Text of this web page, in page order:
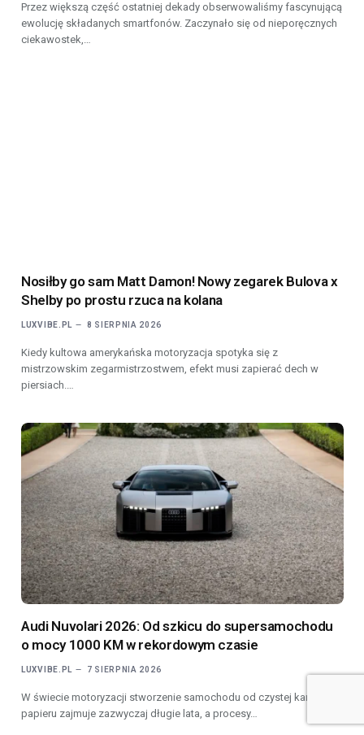
Przez większą część ostatniej dekady obserwowaliśmy fascynującą
ewolucję składanych smartfonów. Zaczynało się od nieporęcznych
ciekawostek,…
Nosiłby go sam Matt Damon! Nowy zegarek Bulova x
Shelby po prostu rzuca na kolana
LUXVIBE.PL 8 SIERPNIA 2026
Kiedy kultowa amerykańska motoryzacja spotyka się z
mistrzowskim zegarmistrzostwem, efekt musi zapierać dech w
piersiach.…
Audi Nuvolari 2026: Od szkicu do supersamochodu
o mocy 1000 KM w rekordowym czasie
LUXVIBE.PL 7 SIERPNIA 2026
W świecie motoryzacji stworzenie samochodu od czystej kartki
papieru zajmuje zazwyczaj długie lata, a procesy…